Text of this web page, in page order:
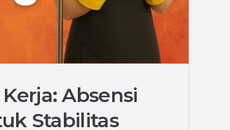
Absensi
Stabilitas